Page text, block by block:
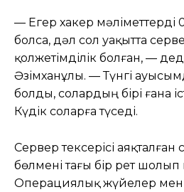
— Егер хакер мәліметтерді
болса, дәл сол уақытта
қолжетімділік болған, —
Әзімханұлы. — Түнгі
болды, солардың бірі ғана
Күдік соларға түседі.
Сервер тексерісі аяқталған
бөлмені тағы бір рет
Операциялық жүйелер мен